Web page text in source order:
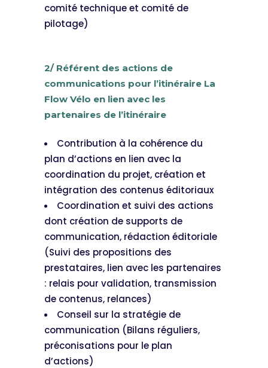
comité technique et comité de
pilotage)
2/ Référent des actions de
communications pour l’itinéraire La
Flow Vélo en lien avec les
partenaires de l’itinéraire
Contribution à la cohérence du
plan d’actions en lien avec la
coordination du projet, création et
intégration des contenus éditoriaux
Coordination et suivi des actions
dont création de supports de
communication, rédaction éditoriale
(Suivi des propositions des
prestataires, lien avec les partenaires
: relais pour validation, transmission
de contenus, relances)
Conseil sur la stratégie de
communication (Bilans réguliers,
préconisations pour le plan
d’actions)